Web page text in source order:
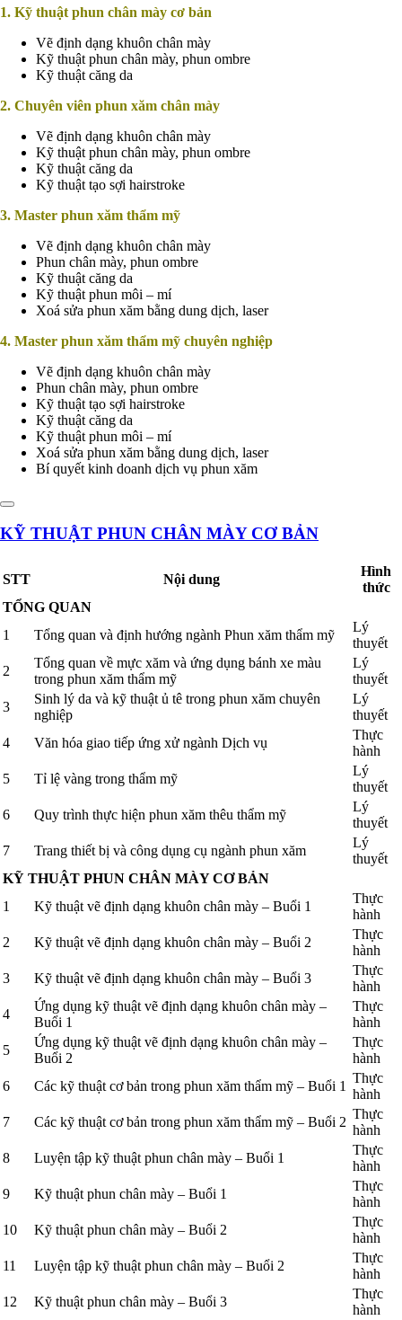
1. Kỹ thuật phun chân mày cơ bản
Vẽ định dạng khuôn chân mày
Kỹ thuật phun chân mày, phun ombre
Kỹ thuật căng da
2. Chuyên viên phun xăm chân mày
Vẽ định dạng khuôn chân mày
Kỹ thuật phun chân mày, phun ombre
Kỹ thuật căng da
Kỹ thuật tạo sợi hairstroke
3. Master phun xăm thẩm mỹ
Vẽ định dạng khuôn chân mày
Phun chân mày, phun ombre
Kỹ thuật căng da
Kỹ thuật phun môi – mí
Xoá sửa phun xăm bằng dung dịch, laser
4. Master phun xăm thẩm mỹ chuyên nghiệp
Vẽ định dạng khuôn chân mày
Phun chân mày, phun ombre
Kỹ thuật tạo sợi hairstroke
Kỹ thuật căng da
Kỹ thuật phun môi – mí
Xoá sửa phun xăm bằng dung dịch, laser
Bí quyết kinh doanh dịch vụ phun xăm
KỸ THUẬT PHUN CHÂN MÀY CƠ BẢN
STT Nội dung
Hình
thức
TỔNG QUAN
1
Tổng quan và định hướng ngành Phun xăm thẩm mỹ
Lý
thuyết
2
Tổng quan về mực xăm và ứng dụng bánh xe màu
trong phun xăm thẩm mỹ
Lý
thuyết
3
Sinh lý da và kỹ thuật ủ tê trong phun xăm chuyên
nghiệp
Lý
thuyết
4
Văn hóa giao tiếp ứng xử ngành Dịch vụ
Thực
hành
5
Tỉ lệ vàng trong thẩm mỹ
Lý
thuyết
6
Quy trình thực hiện phun xăm thêu thẩm mỹ
Lý
thuyết
7
Trang thiết bị và công dụng cụ ngành phun xăm
Lý
thuyết
KỸ THUẬT PHUN CHÂN MÀY CƠ BẢN
1
Kỹ thuật vẽ định dạng khuôn chân mày – Buổi 1
Thực
hành
2
Kỹ thuật vẽ định dạng khuôn chân mày – Buổi 2
Thực
hành
3
Kỹ thuật vẽ định dạng khuôn chân mày – Buổi 3
Thực
hành
4
Ứng dụng kỹ thuật vẽ định dạng khuôn chân mày –
Buổi 1
Thực
hành
5
Ứng dụng kỹ thuật vẽ định dạng khuôn chân mày –
Buổi 2
Thực
hành
6
Các kỹ thuật cơ bản trong phun xăm thẩm mỹ – Buổi 1
Thực
hành
7
Các kỹ thuật cơ bản trong phun xăm thẩm mỹ – Buổi 2
Thực
hành
8
Luyện tập kỹ thuật phun chân mày – Buổi 1
Thực
hành
9
Kỹ thuật phun chân mày – Buổi 1
Thực
hành
10
Kỹ thuật phun chân mày – Buổi 2
Thực
hành
11
Luyện tập kỹ thuật phun chân mày – Buổi 2
Thực
hành
12
Kỹ thuật phun chân mày – Buổi 3
Thực
hành